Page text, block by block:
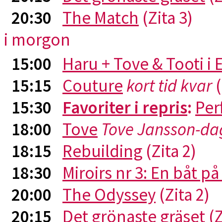
20:30 The Match (Zita 3)
i morgon
15:00 Haru + Tove & Tooti i
15:15 Couture kort tid kvar
15:30 Favoriter i repris:
18:00 Tove Tove Jansson-
18:15 Rebuilding (Zita 2)
18:30 Miroirs nr 3: En båt
20:00 The Odyssey (Zita 2)
20:15 Det grönaste gräset